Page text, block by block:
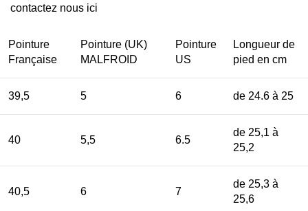
contactez nous ici
Pointure
Française
Pointure (UK)
MALFROID
Pointure
US
Longueur de
pied en cm
39,5 5 6 de 24.6 à 25
40 5,5 6.5
de 25,1 à
25,2
40,5 6 7
de 25,3 à
25,6